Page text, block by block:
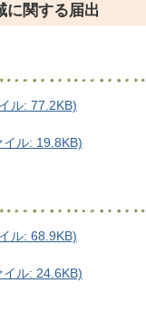
に関する届出
ル: 77.2KB)
ル: 19.8KB)
ル: 68.9KB)
ル: 24.6KB)